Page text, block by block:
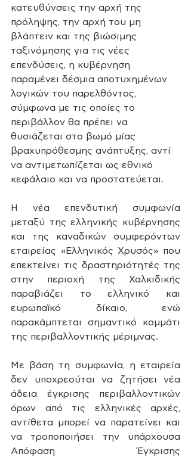
κατευθύνσεις την αρχή της
πρόληψης, την αρχή του μη
βλάπτειν και της βιώσιμης
ταξινόμησης για τις νέες
επενδύσεις, η κυβέρνηση
παραμένει δέσμια αποτυχημένων
λογικών του παρελθόντος,
σύμφωνα με τις οποίες το
περιβάλλον θα πρέπει να
θυσιάζεται στο βωμό μίας
βραχυπρόθεσμης ανάπτυξης, αντί
να αντιμετωπίζεται ως εθνικό
κεφάλαιο και να προστατεύεται.
Η νέα επενδυτική συμφωνία
μεταξύ της ελληνικής κυβέρνησης
και της καναδικών συμφερόντων
εταιρείας «Ελληνικός Χρυσός» που
επεκτείνει τις δραστηριότητές της
στην περιοχή της Χαλκιδικής
παραβιάζει το ελληνικό και
ευρωπαϊκό δίκαιο, ενώ
παρακάμπτεται σημαντικό κομμάτι
της περιβαλλοντικής μέριμνας.
Με βάση τη συμφωνία, η εταιρεία
δεν υποχρεούται να ζητήσει νέα
άδεια έγκρισης περιβαλλοντικών
όρων από τις ελληνικές αρχές,
αντίθετα μπορεί να παρατείνει και
να τροποποιήσει την υπάρχουσα
Απόφαση Έγκρισης